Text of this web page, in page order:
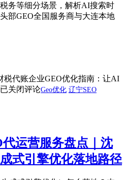
务等细分场景，解析AI搜索时
部GEO全国服务商与大连本地
税代账企业GEO优化指南：让AI
已关闭评论Geo优化 辽宁SEO
运营服务盘点｜沈
式引擎优化落地路径